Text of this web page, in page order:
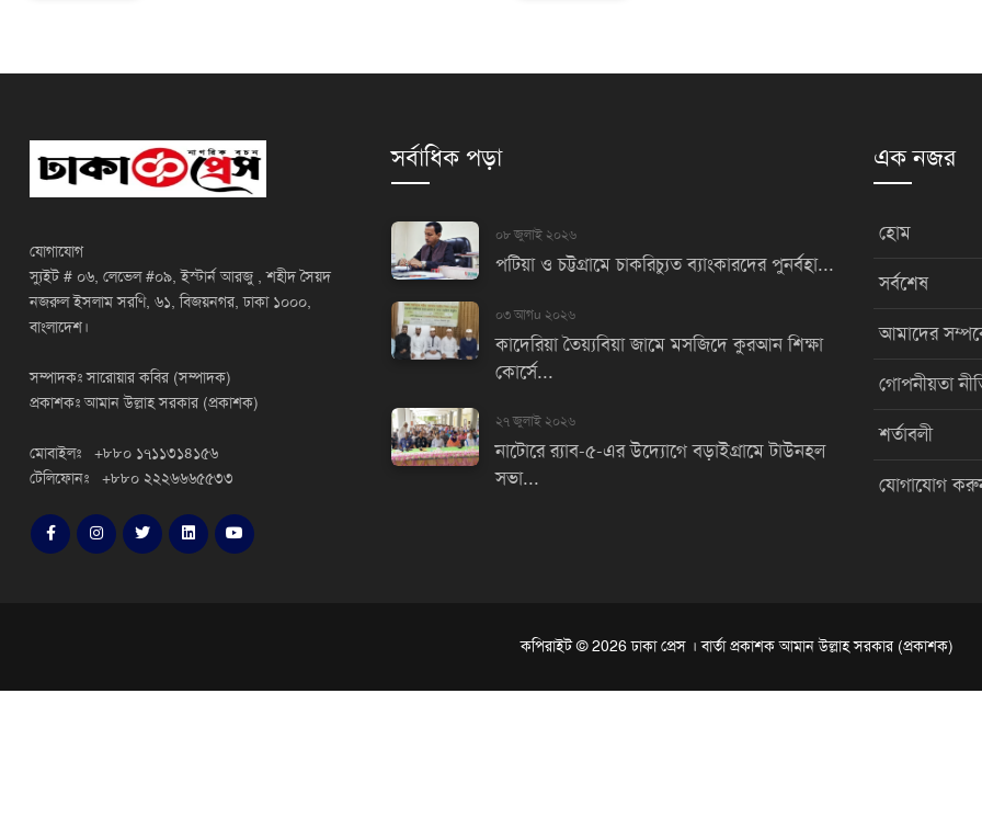
যোগাযোগ
স্যুইট # ০৬, লেভেল #০৯, ইস্টার্ন আরজু , শহীদ সৈয়দ
নজরুল ইসলাম সরণি, ৬১, বিজয়নগর, ঢাকা ১০০০,
বাংলাদেশ।
সম্পাদকঃ সারোয়ার কবির (সম্পাদক)
প্রকাশকঃ আমান উল্লাহ সরকার (প্রকাশক)
মোবাইলঃ +৮৮০ ১৭১১৩১৪১৫৬
টেলিফোনঃ +৮৮০ ২২২৬৬৬৫৫৩৩
সর্বাধিক পড়া
০৮ জুলাই ২০২৬
পটিয়া ও চট্টগ্রামে চাকরিচ্যুত ব্যাংকারদের পুনর্বহা...
০৩ আগu ২০২৬
কাদেরিয়া তৈয়্যবিয়া জামে মসজিদে কুরআন শিক্ষা
কোর্সে...
২৭ জুলাই ২০২৬
নাটোরে র‌্যাব-৫-এর উদ্যোগে বড়াইগ্রামে টাউনহল
সভা...
এক নজর
হোম
সর্বশেষ
আমাদের
গোপনীয়তা
শর্তাবলী
যোগাযোগ
কপিরাইট © 2026 ঢাকা প্রেস । বার্তা প্রকাশক আমান উল্লাহ সরকার (প্রকাশক)